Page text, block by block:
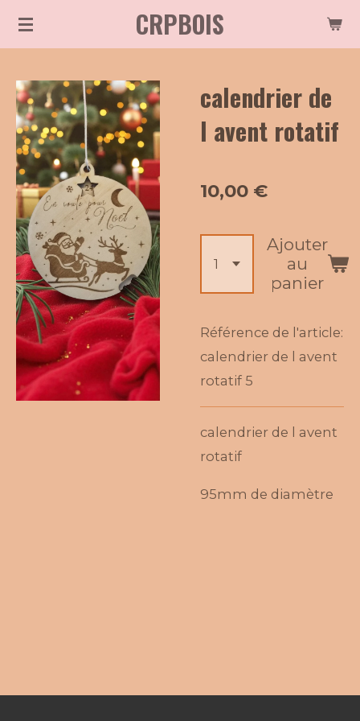
Passer
principal
CRPBOIS
calendrier de
l avent rotatif
10,00 €
Ajouter
au
panier
Référence de l'article:
calendrier de l avent
rotatif 5
calendrier de l avent
rotatif
95mm de diamètre